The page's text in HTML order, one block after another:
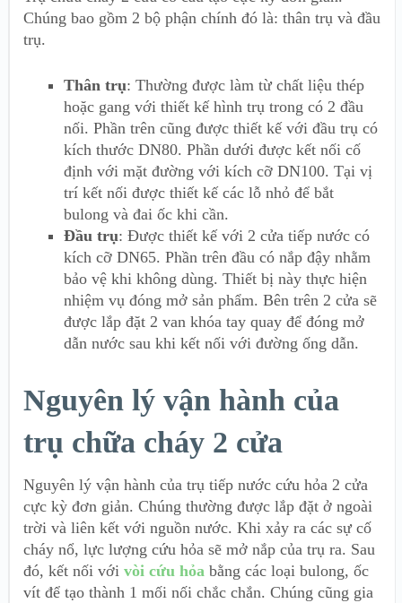
Chúng bao gồm 2 bộ phận chính đó là: thân trụ và đầu
trụ.
Thân trụ: Thường được làm từ chất liệu thép
hoặc gang với thiết kế hình trụ trong có 2 đầu
nối. Phần trên cũng được thiết kế với đầu trụ có
kích thước DN80. Phần dưới được kết nối cố
định với mặt đường với kích cỡ DN100. Tại vị
trí kết nối được thiết kế các lỗ nhỏ để bắt
bulong và đai ốc khi cần.
Đầu trụ: Được thiết kế với 2 cửa tiếp nước có
kích cỡ DN65. Phần trên đầu có nắp đậy nhằm
bảo vệ khi không dùng. Thiết bị này thực hiện
nhiệm vụ đóng mở sản phẩm. Bên trên 2 cửa sẽ
được lắp đặt 2 van khóa tay quay để đóng mở
dẫn nước sau khi kết nối với đường ống dẫn.
Nguyên lý vận hành của
trụ chữa cháy 2 cửa
Nguyên lý vận hành của trụ tiếp nước cứu hỏa 2 cửa
cực kỳ đơn giản. Chúng thường được lắp đặt ở ngoài
trời và liên kết với nguồn nước. Khi xảy ra các sự cố
cháy nổ, lực lượng cứu hỏa sẽ mở nắp của trụ ra. Sau
đó, kết nối với vòi cứu hỏa bằng các loại bulong, ốc
vít để tạo thành 1 mối nối chắc chắn. Chúng cũng gia